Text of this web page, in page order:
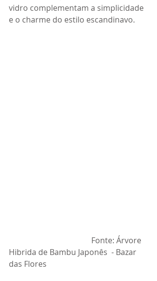
vidro complementam a simplicidade
e o charme do estilo escandinavo.
Hibrida de Bambu Japonês  - Bazar
das Flores